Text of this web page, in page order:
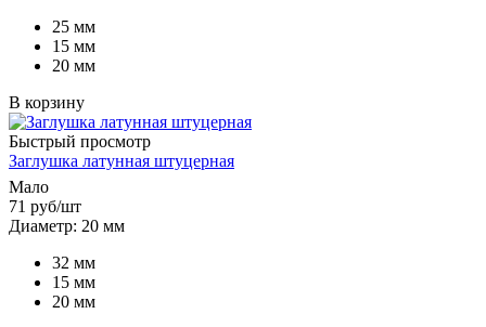
25 мм
15 мм
20 мм
В корзину
Быстрый просмотр
Заглушка латунная штуцерная
Мало
71 руб/шт
Диаметр: 20 мм
32 мм
15 мм
20 мм